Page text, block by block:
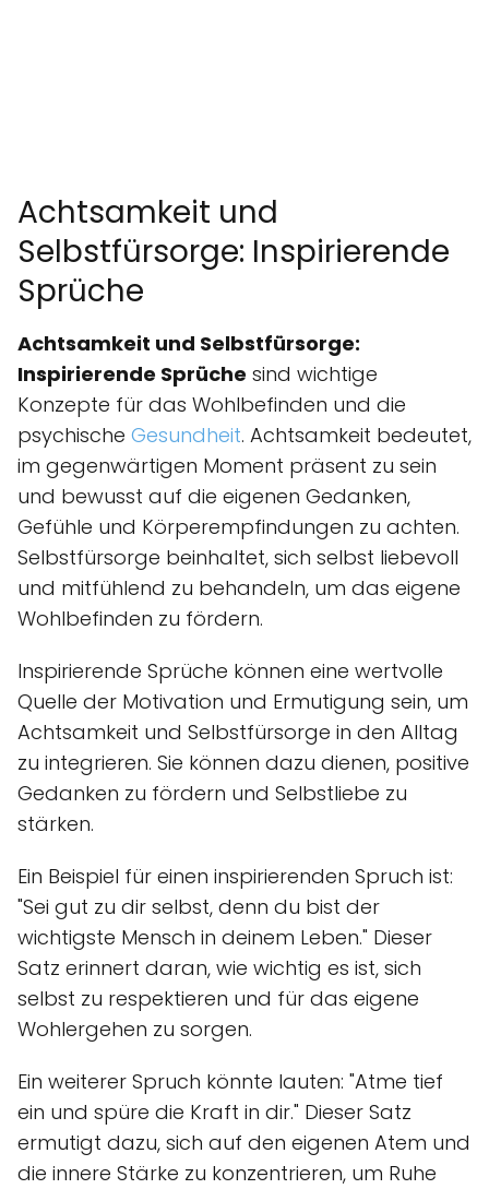
Achtsamkeit und
Selbstfürsorge: Inspirierende
Sprüche
Achtsamkeit und Selbstfürsorge:
Inspirierende Sprüche sind wichtige
Konzepte für das Wohlbefinden und die
psychische Gesundheit. Achtsamkeit bedeutet,
im gegenwärtigen Moment präsent zu sein
und bewusst auf die eigenen Gedanken,
Gefühle und Körperempfindungen zu achten.
Selbstfürsorge beinhaltet, sich selbst liebevoll
und mitfühlend zu behandeln, um das eigene
Wohlbefinden zu fördern.
Inspirierende Sprüche können eine wertvolle
Quelle der Motivation und Ermutigung sein, um
Achtsamkeit und Selbstfürsorge in den Alltag
zu integrieren. Sie können dazu dienen, positive
Gedanken zu fördern und Selbstliebe zu
stärken.
Ein Beispiel für einen inspirierenden Spruch ist:
"Sei gut zu dir selbst, denn du bist der
wichtigste Mensch in deinem Leben." Dieser
Satz erinnert daran, wie wichtig es ist, sich
selbst zu respektieren und für das eigene
Wohlergehen zu sorgen.
Ein weiterer Spruch könnte lauten: "Atme tief
ein und spüre die Kraft in dir." Dieser Satz
ermutigt dazu, sich auf den eigenen Atem und
die innere Stärke zu konzentrieren, um Ruhe